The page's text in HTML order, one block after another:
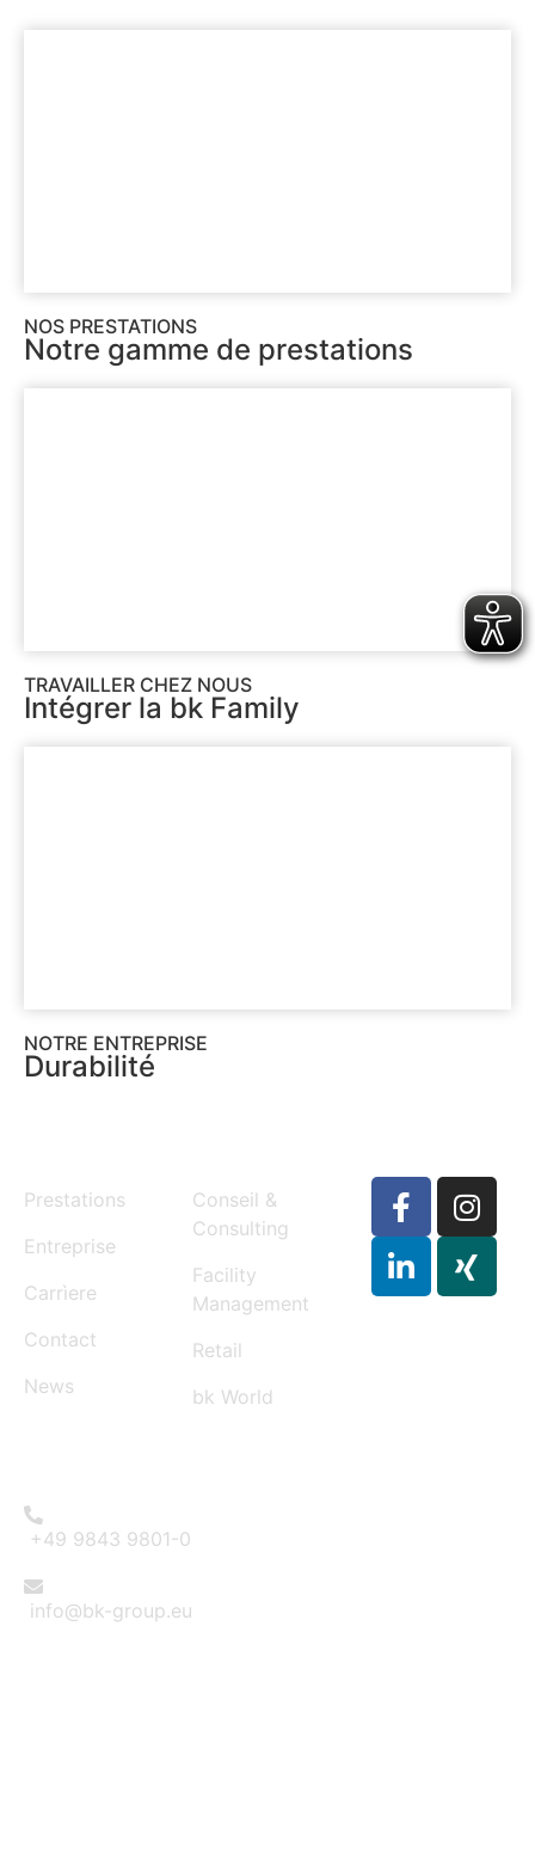
NOS PRESTATIONS
Notre gamme de prestations
TRAVAILLER CHEZ NOUS
Intégrer la bk Family
NOTRE ENTREPRISE
Durabilité
Prestations
Entreprise
Carrìere
Contact
News
Conseil &
Consulting
Facility
Management
Retail
bk World
+49 9843 9801-0
info@bk-group.eu